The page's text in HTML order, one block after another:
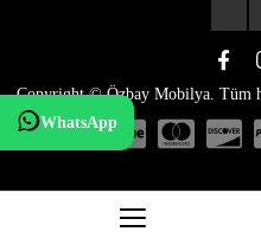
Copyright © Özbay Mobilya. Tüm
WhatsApp